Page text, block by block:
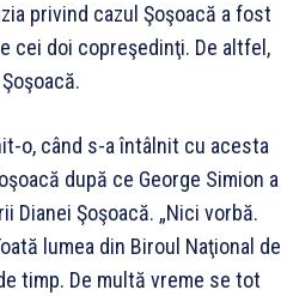
privind cazul Şoşoacă a fost
cei doi copreşedinţi. De altfel,
o, când s-a întâlnit cu acesta
după ce George Simion a
Dianei Şoşoacă. „Nici vorbă.
lumea din Biroul Naţional de
timp. De multă vreme se tot